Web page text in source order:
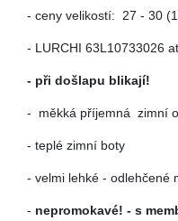
- ceny velikostí: 27 - 30
- LURCHI 63L10733026
- při došlapu blikají!
- měkká příjemná zimní
- teplé zimní boty
- velmi lehké - odlehčené
- nepromokavé! - s